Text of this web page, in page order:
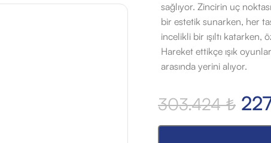
sağlıyor. Zincirin uç
bir estetik sunarken, her
incelikli bir ışıltı katarken,
Hareket ettikçe ışık
arasında yerini alıyor.
303.424₺